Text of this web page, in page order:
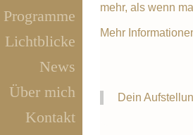
Programme
Lichtblicke
News
Über mich
Kontakt
mehr, als wenn
Mehr
Dein